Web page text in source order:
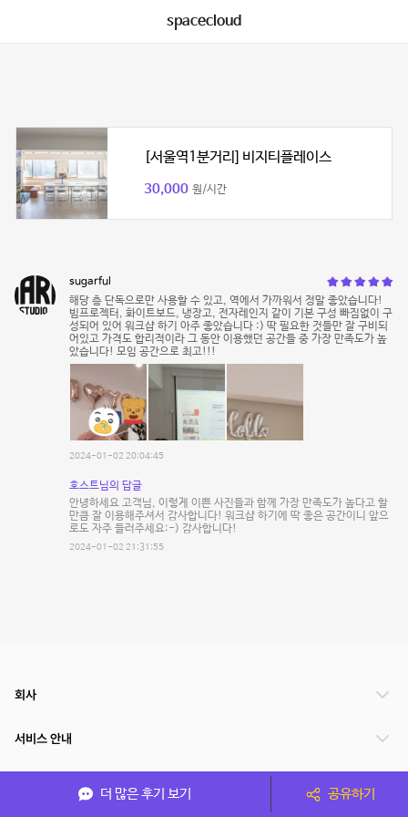
spacecloud
[서울역1분거리] 비지티플레이스
30,000 원/시간
sugarful
해당 층 단독으로만 사용할 수 있고, 역에서 가까워서 정말 좋았습니다!
빔프로젝터, 화이트보드, 냉장고, 전자레인지 같이 기본 구성 빠짐없이 구
성되어 있어 워크샵 하기 아주 좋았습니다 :) 딱 필요한 것들만 잘 구비되
어있고 가격도 합리적이라 그 동안 이용했던 공간들 중 가장 만족도가 높
았습니다! 모임 공간으로 최고!!!
2024-01-02 20:04:45
호스트님의 답글
안녕하세요 고객님, 이렇게 이쁜 사진들과 함께 가장 만족도가 높다고 할
만큼 잘 이용해주셔서 감사합니다! 워크샵 하기에 딱 좋은 공간이니 앞으
로도 자주 들러주세요:-) 감사합니다!
2024-01-02 21:31:55
더 많은 후기 보기 공유하기
회사
서비스 안내